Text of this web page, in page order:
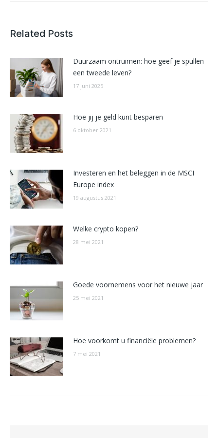
Related Posts
Duurzaam ontruimen: hoe geef je spullen
een tweede leven?
17 juni 2025
Hoe jij je geld kunt besparen
6 oktober 2021
Investeren en het beleggen in de MSCI
Europe index
19 augustus 2021
Welke crypto kopen?
28 mei 2021
Goede voornemens voor het nieuwe jaar
25 mei 2021
Hoe voorkomt u financiële problemen?
7 mei 2021